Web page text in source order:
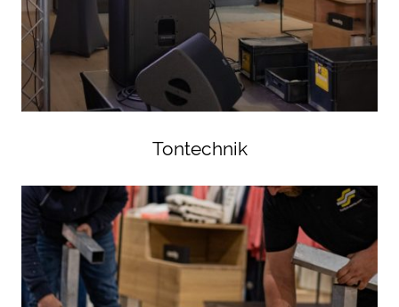
Tontechnik